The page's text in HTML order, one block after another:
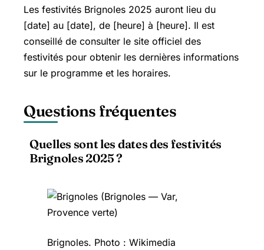
Les festivités Brignoles 2025 auront lieu du
[date] au [date], de [heure] à [heure]. Il est
conseillé de consulter le site officiel des
festivités pour obtenir les dernières informations
sur le programme et les horaires.
Questions fréquentes
Quelles sont les dates des festivités
Brignoles 2025 ?
Brignoles. Photo : Wikimedia